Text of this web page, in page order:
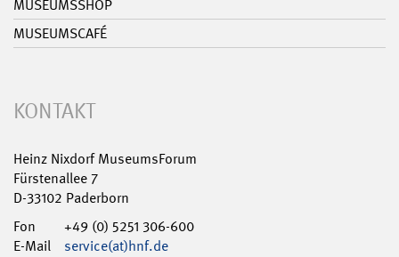
MUSEUMSSHOP
MUSEUMSCAFÉ
KONTAKT
Heinz Nixdorf MuseumsForum
Fürstenallee 7
D-33102 Paderborn
Fon
+49 (0) 5251 306-600
E-Mail
service(at)hnf.de